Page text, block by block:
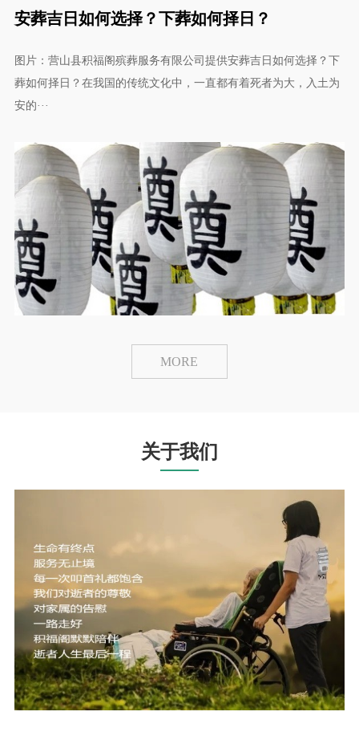
安葬吉日如何选择？下葬如何择日？
图片：营山县积福阁殡葬服务有限公司提供安葬吉日如何选择？下
葬如何择日？在我国的传统文化中，一直都有着死者为大，入土为
安的···
MORE
关于我们